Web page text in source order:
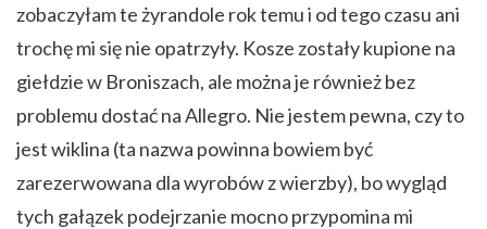
zobaczyłam te żyrandole rok temu i od tego czasu ani
trochę mi się nie opatrzyły. Kosze zostały kupione na
giełdzie w Broniszach, ale można je również bez
problemu dostać na Allegro. Nie jestem pewna, czy to
jest wiklina (ta nazwa powinna bowiem być
zarezerwowana dla wyrobów z wierzby), bo wygląd
tych gałązek podejrzanie mocno przypomina mi